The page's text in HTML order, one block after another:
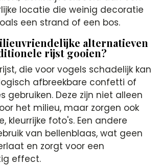
locatie die weinig decoratie
een strand of een bos.
alternatieven
rijst gooien?
die voor vogels schadelijk kan
afbreekbare confetti of
gebruiken. Deze zijn niet alleen
het milieu, maar zorgen ook
kleurrijke foto's. Een andere
van bellenblaas, wat geen
en zorgt voor een
effect.